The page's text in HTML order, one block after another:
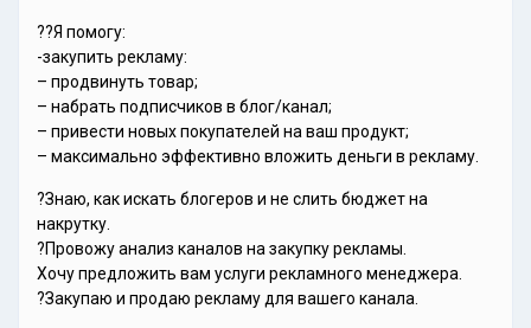
??Я помогу:
-закупить рекламу:
– продвинуть товар;
– набрать подписчиков в блог/канал;
– привести новых покупателей на ваш продукт;
– максимально эффективно вложить деньги в рекламу.
?Знаю, как искать блогеров и не слить бюджет на
накрутку.
?Провожу анализ каналов на закупку рекламы.
Хочу предложить вам услуги рекламного менеджера.
?Закупаю и продаю рекламу для вашего канала.